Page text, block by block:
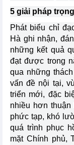
5 giải pháp
Phát biểu chỉ
Hà ghi nhận,
những kết quả
đạt được trong
qua những
vấn đề nội tại,
triển mới, đặc
nhiều hơn
phức tạp, khó
quá trình phục
mặt Chính phủ,